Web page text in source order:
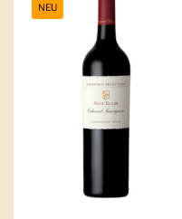
NEU